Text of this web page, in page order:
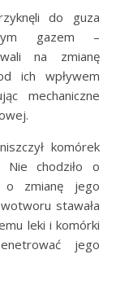
do guza
gazem –
na zmianę
ich wpływem
mechaniczne
komórek
Nie chodziło o
o zmianę jego
stawała
leki i komórki
jego